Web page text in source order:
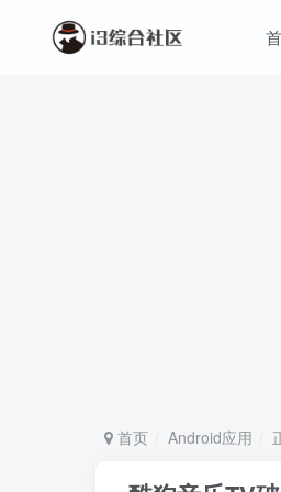
首页 Android应用